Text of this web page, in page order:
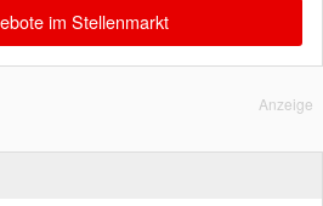
im Stellenmarkt
Anzeige